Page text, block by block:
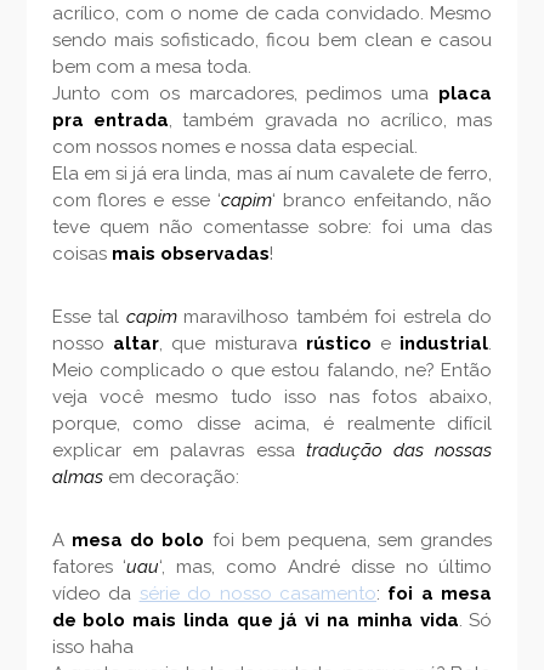
acrílico, com o nome de cada convidado. Mesmo
sendo mais sofisticado, ficou bem clean e casou
bem com a mesa toda.
Junto com os marcadores, pedimos uma placa
pra entrada , também gravada no acrílico, mas
com nossos nomes e nossa data especial.
Ela em si já era linda, mas aí num cavalete de ferro,
com flores e esse ‘capim‘ branco enfeitando, não
teve quem não comentasse sobre: foi uma das
coisas mais observadas!
Esse tal capimmaravilhoso também foi estrela do
nosso altar, que misturava rústico e industrial
Meio complicado o que estou falando, ne? Então
veja você mesmo tudo isso nas fotos abaixo,
porque, como disse acima, é realmente difícil
explicar em palavras essa tradução das nossas
almasem decoração:
A mesa do bolo foi bem pequena, sem grandes
fatores ‘uau‘, mas, como André disse no último
vídeo da série do nosso casamento: foi a mesa
de bolo mais linda que já vi na minha vida . Só
isso haha